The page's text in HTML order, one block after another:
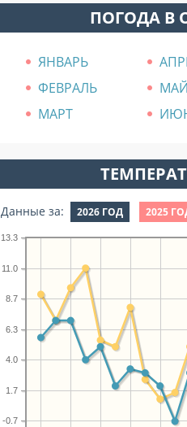
ПОГОДА В
ЯНВАРЬ
ФЕВРАЛЬ
МАЙ
МАРТ
Данные за: 2026 ГОД 2025
-0.7
1.7
4.0
6.3
8.7
11.0
13.3